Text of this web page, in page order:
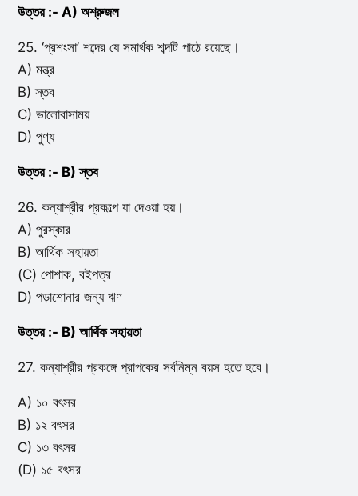
উত্তর :- A) অশ্রুজল
25. ‘প্রশংসা’ শব্দের যে সমার্থক শব্দটি পাঠে রয়েছে।
A) মন্ত্র
B) স্তব
C) ভালোবাসাময়
D) পুণ্য
উত্তর :- B) স্তব
26. কন্যাশ্রীর প্রকল্পে যা দেওয়া হয়।
A) পুরস্কার
B) আর্থিক সহায়তা
(C) পোশাক, বইপত্র
D) পড়াশোনার জন্য ঋণ
উত্তর :- B) আর্থিক সহায়তা
27. কন্যাশ্রীর প্রকঙ্গে প্রাপকের সর্বনিম্ন বয়স হতে হবে।
A) ১০ বৎসর
B) ১২ বৎসর
C) ১৩ বৎসর
(D) ১৫ বৎসর